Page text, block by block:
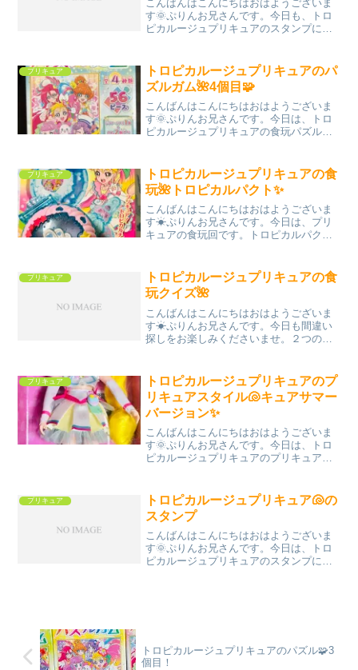
こんばんはこんにちはおはようございま
す🌞ぷりんお兄さんです。今日も、トロ
ピカルージュプリキュアのスタンプにつ
の種類の多さにも驚きですが2人入ったス
タンプ絵柄なんて、私の...
プリキュア
トロピカルージュプリキュアのパ
ズルガム🌺4個目🧩
こんばんはこんにちはおはようございま
す🌞ぷりんお兄さんです。今日は、トロ
ピカルージュプリキュアの食玩パズルを
るのがキュアフラミンゴが知的ポーズを
しているのとキュアパパ...
プリキュア
トロピカルージュプリキュアの食
玩🌺トロピカルパクト✨
こんばんはこんにちはおはようございま
す☀ぷりんお兄さんです。今日は、プリ
キュアの食玩回です。トロピカルパク
ないよ！またはディスプレイ用に欲しい
な！って方に最適なお値段で...
プリキュア
トロピカルージュプリキュアの食
玩クイズ🌺
こんばんはこんにちはおはようございま
す☀ぷりんお兄さんです。今日も間違い
探しをお楽しみくださいませ。２つのト
プリキュア
トロピカルージュプリキュアのプ
リキュアスタイル🐚キュアサマー
バージョン✨
こんばんはこんにちはおはようございま
す🌞ぷりんお兄さんです。今日は、トロ
ピカルージュプリキュアのプリキュアス
の桃色と水色のメッシュ！加工するの、
大変だったろうなと思い...
プリキュア
トロピカルージュプリキュア🐚の
スタンプ
こんばんはこんにちはおはようございま
す🌞ぷりんお兄さんです。今日は、トロ
ピカルージュプリキュアのスタンプにつ
トロピカルージュプリキュアのパズル🧩3
個目！